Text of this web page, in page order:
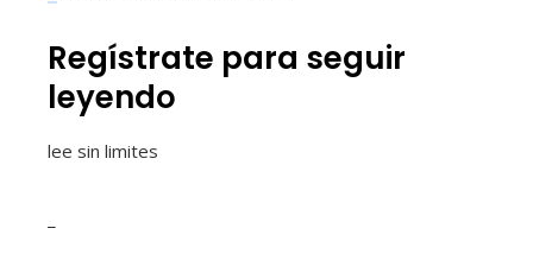
Regístrate para seguir
leyendo
lee sin limites